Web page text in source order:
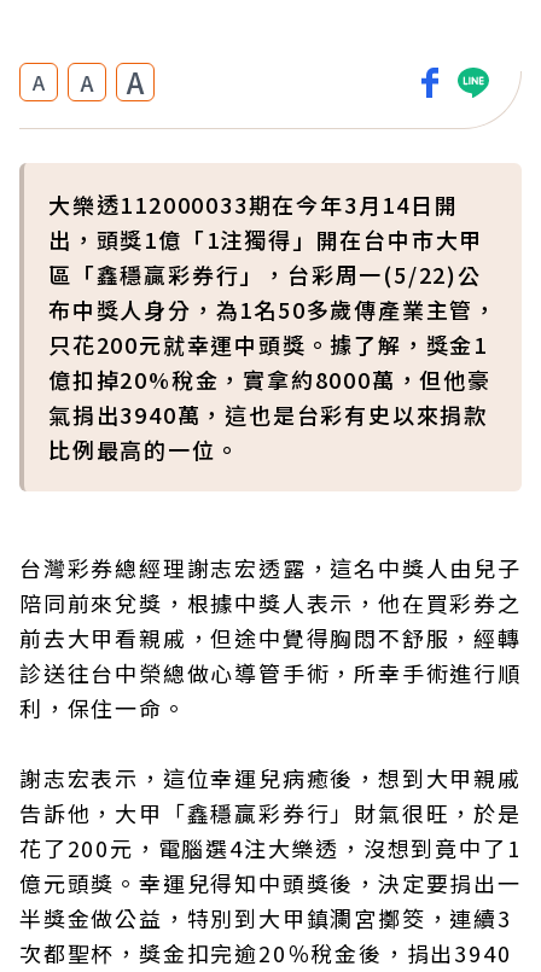
A A A
大樂透112000033期在今年3月14日開
出，頭獎1億「1注獨得」開在台中市大甲
區「鑫穩贏彩券行」，台彩周一(5/22)公
布中獎人身分，為1名50多歲傳產業主管，
只花200元就幸運中頭獎。據了解，獎金1
億扣掉20%稅金，實拿約8000萬，但他豪
氣捐出3940萬，這也是台彩有史以來捐款
比例最高的一位。
台灣彩券總經理謝志宏透露，這名中獎人由兒子
陪同前來兌獎，根據中獎人表示，他在買彩券之
前去大甲看親戚，但途中覺得胸悶不舒服，經轉
診送往台中榮總做心導管手術，所幸手術進行順
利，保住一命。
謝志宏表示，這位幸運兒病癒後，想到大甲親戚
告訴他，大甲「鑫穩贏彩券行」財氣很旺，於是
花了200元，電腦選4注大樂透，沒想到竟中了1
億元頭獎。幸運兒得知中頭獎後，決定要捐出一
半獎金做公益，特別到大甲鎮瀾宮擲筊，連續3
次都聖杯，獎金扣完逾20％稅金後，捐出3940